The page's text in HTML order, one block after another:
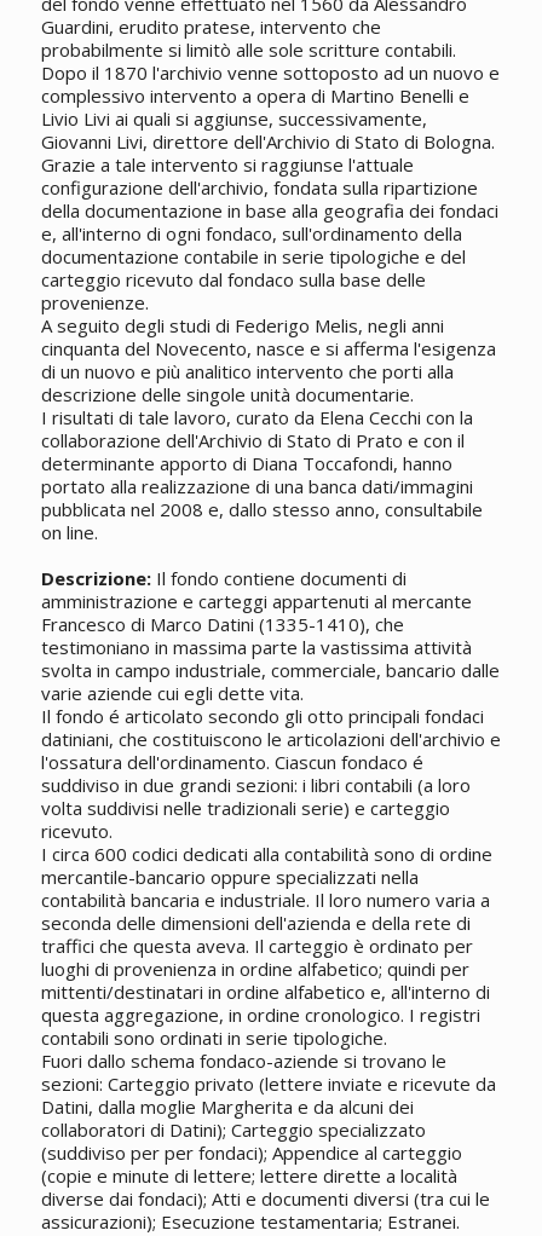
Guardini, erudito pratese, intervento che
probabilmente si limitò alle sole scritture contabili.
Dopo il 1870 l'archivio venne sottoposto ad un nuovo e
complessivo intervento a opera di Martino Benelli e
Livio Livi ai quali si aggiunse, successivamente,
Giovanni Livi, direttore dell'Archivio di Stato di Bologna.
Grazie a tale intervento si raggiunse l'attuale
configurazione dell'archivio, fondata sulla ripartizione
della documentazione in base alla geografia dei fondaci
e, all'interno di ogni fondaco, sull'ordinamento della
documentazione contabile in serie tipologiche e del
carteggio ricevuto dal fondaco sulla base delle
provenienze.
A seguito degli studi di Federigo Melis, negli anni
cinquanta del Novecento, nasce e si afferma l'esigenza
di un nuovo e più analitico intervento che porti alla
descrizione delle singole unità documentarie.
I risultati di tale lavoro, curato da Elena Cecchi con la
collaborazione dell'Archivio di Stato di Prato e con il
determinante apporto di Diana Toccafondi, hanno
portato alla realizzazione di una banca dati/immagini
pubblicata nel 2008 e, dallo stesso anno, consultabile
on line.
Descrizione:Il fondo contiene documenti di
amministrazione e carteggi appartenuti al mercante
Francesco di Marco Datini (1335-1410), che
testimoniano in massima parte la vastissima attività
svolta in campo industriale, commerciale, bancario dalle
varie aziende cui egli dette vita.
Il fondo é articolato secondo gli otto principali fondaci
datiniani, che costituiscono le articolazioni dell'archivio e
l'ossatura dell'ordinamento. Ciascun fondaco é
suddiviso in due grandi sezioni: i libri contabili (a loro
volta suddivisi nelle tradizionali serie) e carteggio
ricevuto.
I circa 600 codici dedicati alla contabilità sono di ordine
mercantile-bancario oppure specializzati nella
contabilità bancaria e industriale. Il loro numero varia a
seconda delle dimensioni dell'azienda e della rete di
traffici che questa aveva. Il carteggio è ordinato per
luoghi di provenienza in ordine alfabetico; quindi per
mittenti/destinatari in ordine alfabetico e, all'interno di
questa aggregazione, in ordine cronologico. I registri
contabili sono ordinati in serie tipologiche.
Fuori dallo schema fondaco-aziende si trovano le
sezioni: Carteggio privato (lettere inviate e ricevute da
Datini, dalla moglie Margherita e da alcuni dei
collaboratori di Datini); Carteggio specializzato
(suddiviso per per fondaci); Appendice al carteggio
(copie e minute di lettere; lettere dirette a località
diverse dai fondaci); Atti e documenti diversi (tra cui le
assicurazioni); Esecuzione testamentaria; Estranei.